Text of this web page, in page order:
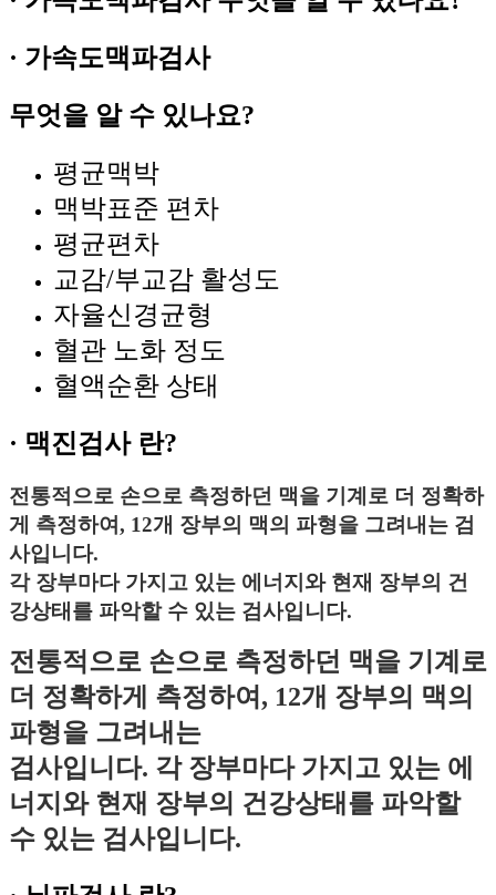
· 가속도맥파검사
무엇을 알 수 있나요?
평균맥박
맥박표준 편차
평균편차
교감/부교감 활성도
자율신경균형
혈관 노화 정도
혈액순환 상태
· 맥진검사 란?
전통적으로 손으로 측정하던 맥을 기계로 더 정확하
게 측정하여, 12개 장부의 맥의 파형을 그려내는 검
사입니다.
각 장부마다 가지고 있는 에너지와 현재 장부의 건
강상태를 파악할 수 있는 검사입니다.
전통적으로 손으로 측정하던 맥을 기계로
더 정확하게 측정하여, 12개 장부의 맥의
파형을 그려내는
검사입니다. 각 장부마다 가지고 있는 에
너지와 현재 장부의 건강상태를 파악할
수 있는 검사입니다.